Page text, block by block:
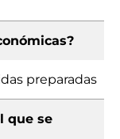
preparadas
que se